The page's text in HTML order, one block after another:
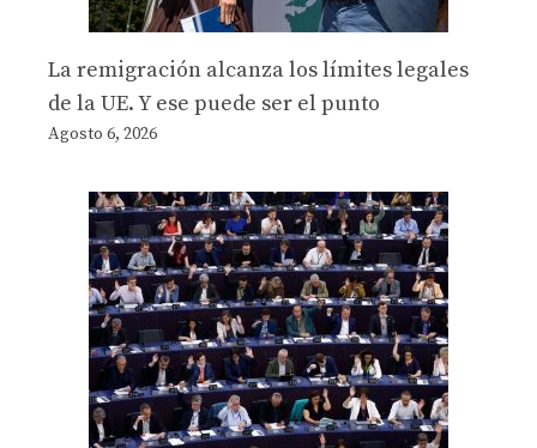
La remigración alcanza los límites legales
de la UE. Y ese puede ser el punto
Agosto 6, 2026